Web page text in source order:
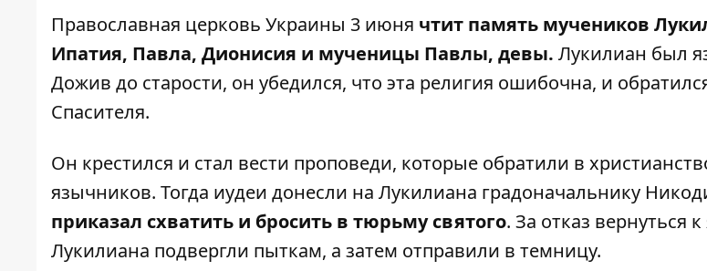
Православная церковь Украины 3 июня чтит память мучеников
Ипатия, Павла, Дионисия и мученицы Павлы, девы. Лукилиан был
Дожив до старости, он убедился, что эта религия ошибочна, и
Спасителя.
Он крестился и стал вести проповеди, которые обратили в
язычников. Тогда иудеи донесли на Лукилиана градоначальнику
приказал схватить и бросить в тюрьму святого. За отказ вернуться
Лукилиана подвергли пыткам, а затем отправили в темницу.